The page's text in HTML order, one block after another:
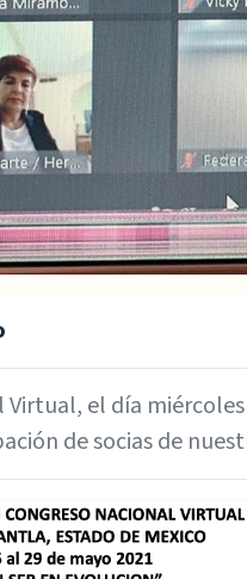
el día
de socias de